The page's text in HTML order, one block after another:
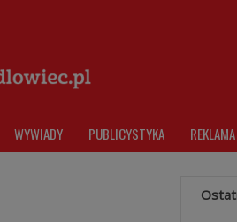
WYWIADY PUBLICYSTYKA REKLAMA